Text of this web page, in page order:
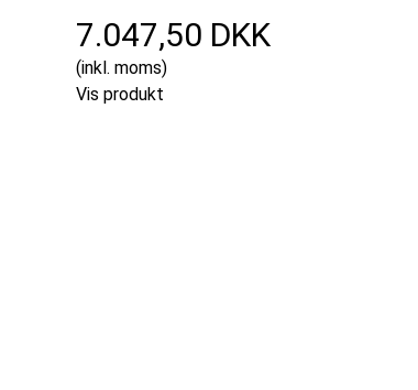
7.047,50 DKK
(inkl. moms)
Vis produkt